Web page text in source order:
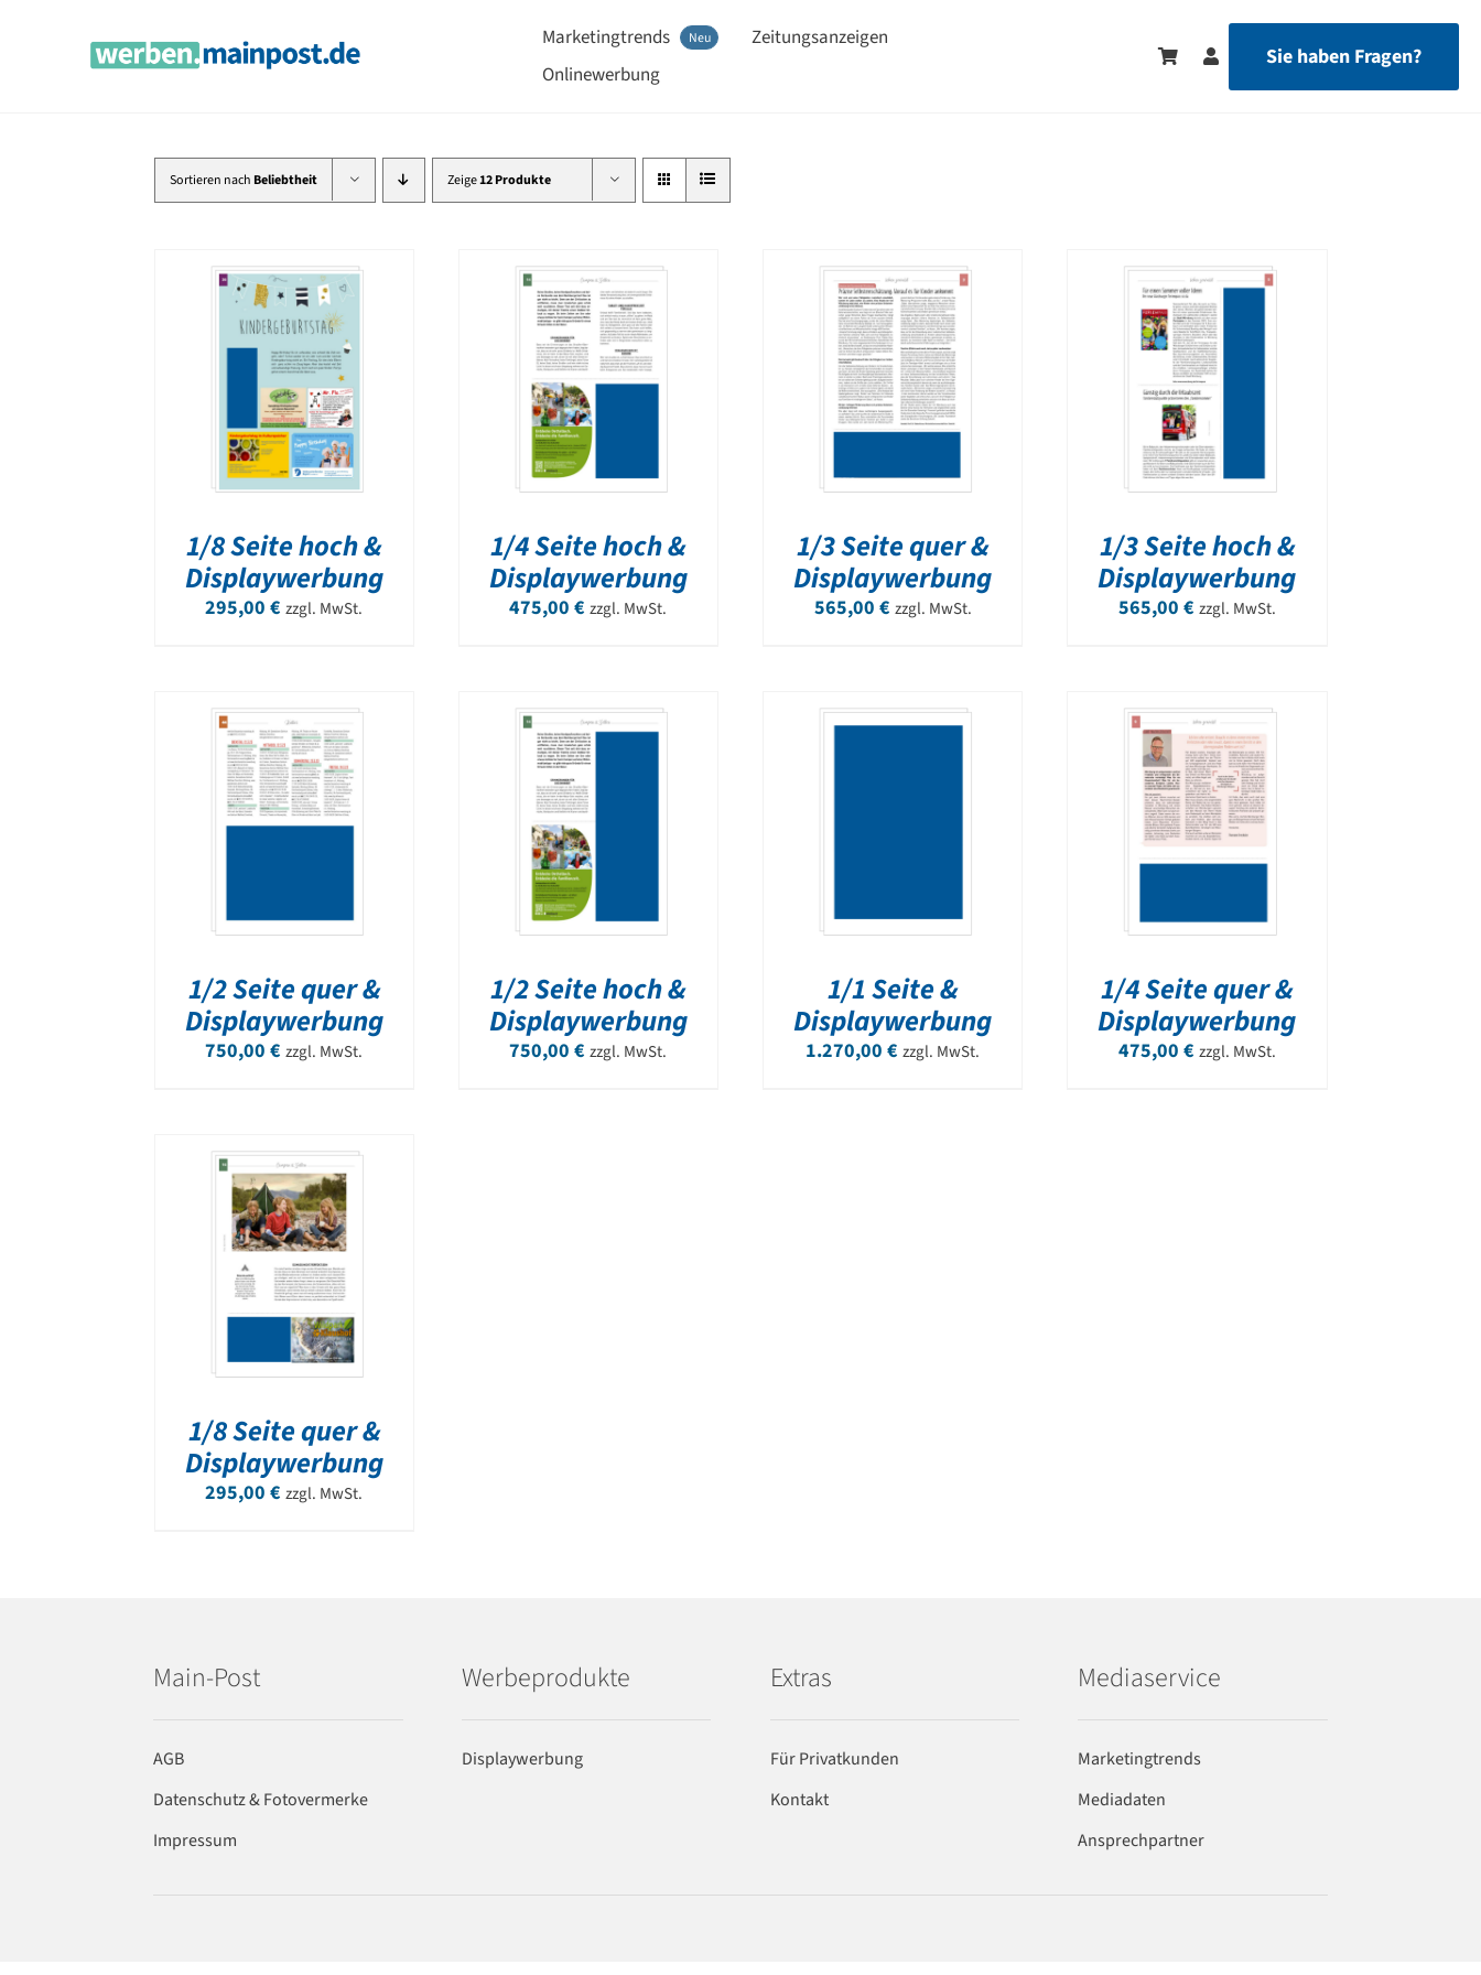
Marketingtrends Neu
Zeitungsanzeigen
Onlinewerbung
Sie haben Fragen?
Sortieren nach Beliebtheit Zeige12 Produkte
1/8 Seite hoch &
Displaywerbung
295,00€ zzgl. MwSt.
1/4 Seite hoch &
Displaywerbung
475,00€ zzgl. MwSt.
1/3 Seite quer &
Displaywerbung
565,00 € zzgl. MwSt.
1/3 Seite hoch &
Displaywerbung
565,00 € zzgl. MwSt.
1/2 Seite quer &
Displaywerbung
750,00€ zzgl. MwSt.
1/2 Seite hoch &
Displaywerbung
750,00€ zzgl. MwSt.
1/1 Seite &
Displaywerbung
1.270,00€ zzgl. MwSt.
1/4 Seite quer &
Displaywerbung
475,00 € zzgl. MwSt.
1/8 Seite quer &
Displaywerbung
295,00€ zzgl. MwSt.
Main-Post
AGB
Datenschutz & Fotovermerke
Impressum
Werbeprodukte
Displaywerbung
Extras
Für Privatkunden
Kontakt
Mediaservice
Marketingtrends
Mediadaten
Ansprechpartner